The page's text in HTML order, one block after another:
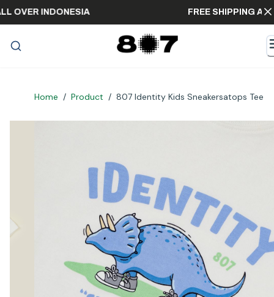
ALL OVER INDONESIA FREE SHIPPING
Home / Product / 807 Identity Kids Sneakersatops Tee